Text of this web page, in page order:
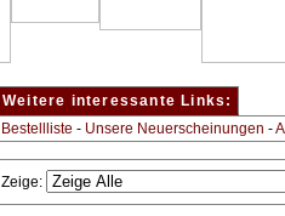
Weitere interessante Links:
Bestellliste - Unsere Neuerscheinungen -
Zeige: